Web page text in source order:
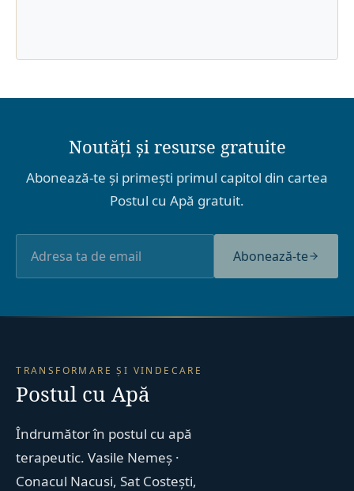
Noutăți și resurse gratuite
Abonează-te și primești primul capitol din cartea
Postul cu Apă gratuit.
Abonează-te
TRANSFORMARE ȘI VINDECARE
Postul cu Apă
Îndrumător în postul cu apă
terapeutic. Vasile Nemeș ·
Conacul Nacusi, Sat Costești,